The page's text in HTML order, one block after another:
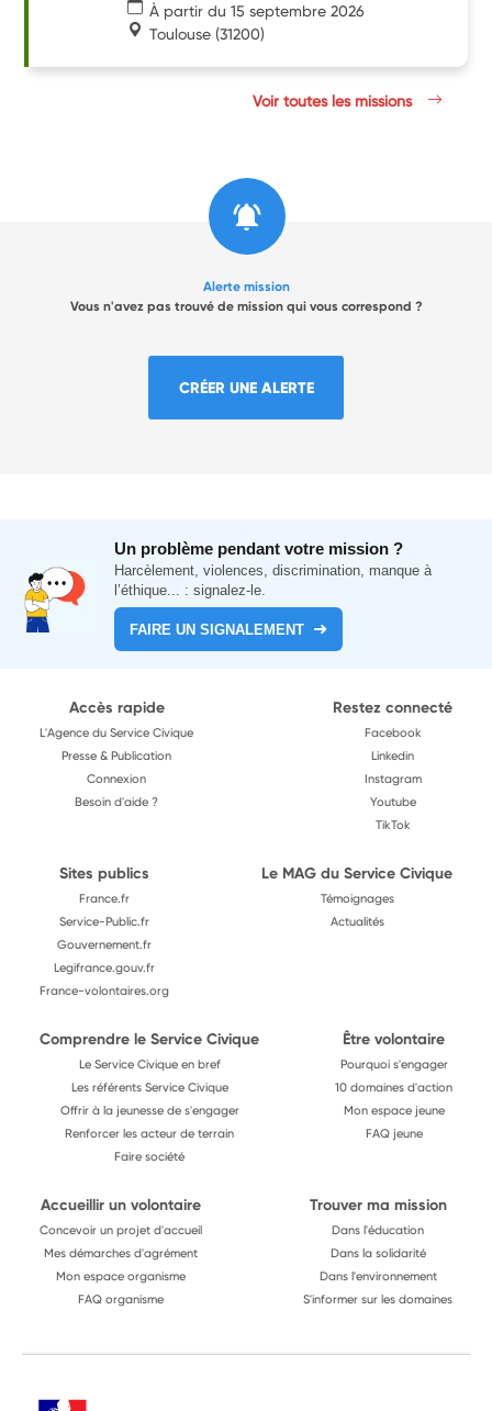
À partir du 15 septembre 2026
Toulouse (31200)
Voir toutes les missions
Alerte mission
Vous n'avez pas trouvé de mission qui vous correspond ?
CRÉER UNE ALERTE
Un problème pendant votre mission ?
Harcèlement, violences, discrimination, manque à
l’éthique... : signalez-le.
FAIRE UN SIGNALEMENT
Accès rapide
L'Agence du Service Civique
Presse & Publication
Connexion
Besoin d'aide ?
Restez connecté
Facebook
Linkedin
Instagram
Youtube
TikTok
Sites publics
France.fr
Service-Public.fr
Gouvernement.fr
Legifrance.gouv.fr
France-volontaires.org
Le MAG du Service Civique
Témoignages
Actualités
Comprendre le Service Civique
Le Service Civique en bref
Les référents Service Civique
Offrir à la jeunesse de s'engager
Renforcer les acteur de terrain
Faire société
Être volontaire
Pourquoi s'engager
10 domaines d'action
Mon espace jeune
FAQ jeune
Accueillir un volontaire
Concevoir un projet d'accueil
Mes démarches d'agrément
Mon espace organisme
FAQ organisme
Trouver ma mission
Dans l'éducation
Dans la solidarité
Dans l'environnement
S'informer sur les domaines